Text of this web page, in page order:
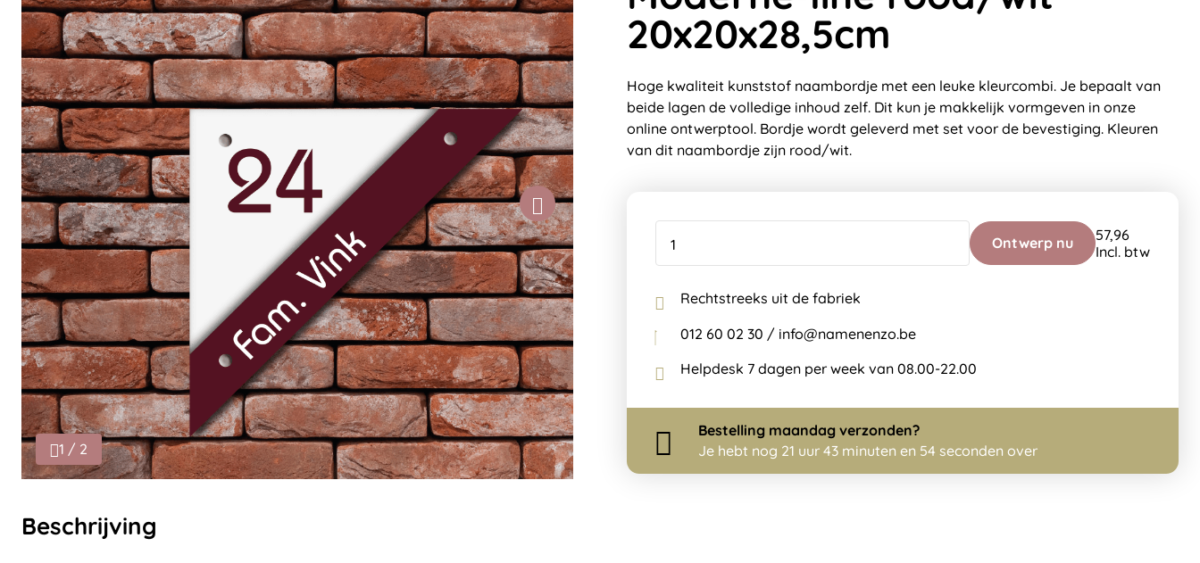
1 / 2
Beschrijving
20x20x28,5cm
Hoge kwaliteit kunststof naambordje met een leuke kleurcombi. Je bepaalt van
beide lagen de volledige inhoud zelf. Dit kun je makkelijk vormgeven in onze
online ontwerptool. Bordje wordt geleverd met set voor de bevestiging. Kleuren
van dit naambordje zijn rood/wit.
Ontwerp nu
57,96
Incl. btw
Rechtstreeks uit de fabriek
012 60 02 30 / info@namenenzo.be
Helpdesk 7 dagen per week van 08.00-22.00
Bestelling maandag verzonden?
Je hebt nog 21 uur 43 minuten en 54 seconden over